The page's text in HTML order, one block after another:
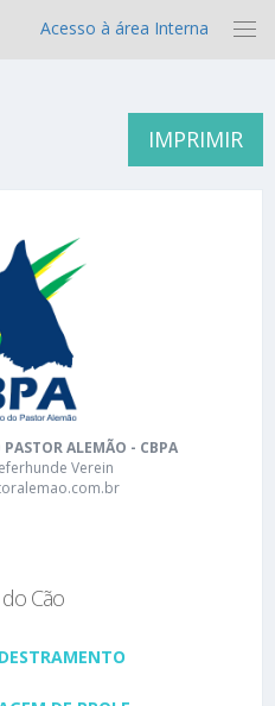
Acesso à área Interna
IMPRIMIR
ALEMÃO - CBPA
Verein
Cão